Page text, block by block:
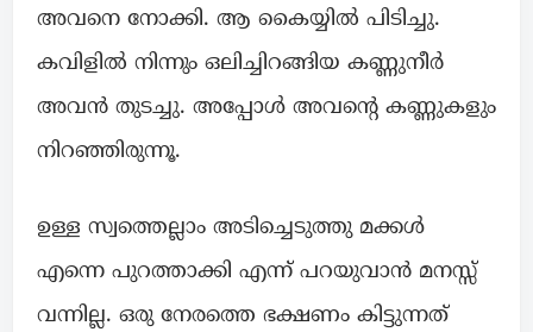
അവനെ നോക്കി. ആ കൈയ്യിൽ പിടിച്ചു.
കവിളിൽ നിന്നും ഒലിച്ചിറങ്ങിയ കണ്ണുനീർ
അവൻ തുടച്ചു. അപ്പോൾ അവൻ്റെ കണ്ണുകളും
നിറഞ്ഞിരുന്നൂ.
ഉള്ള സ്വത്തെല്ലാം അടിച്ചെടുത്തു മക്കൾ
എന്നെ പുറത്താക്കി എന്ന് പറയുവാൻ മനസ്സ്
വന്നില്ല. ഒരു നേരത്തെ ഭക്ഷണം കിട്ടുന്നത്